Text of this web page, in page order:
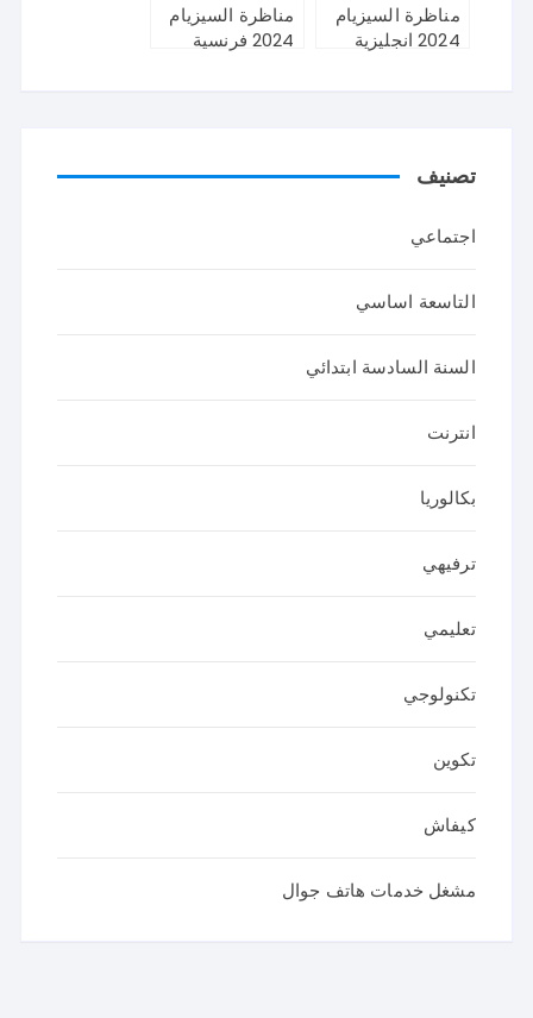
مناظرة السيزيام
2024 انجليزية
مناظرة السيزيام
2024 فرنسية
تصنيف
اجتماعي
التاسعة اساسي
السنة السادسة ابتدائي
انترنت
بكالوريا
ترفيهي
تعليمي
تكنولوجي
تكوين
كيفاش
مشغل خدمات هاتف جوال